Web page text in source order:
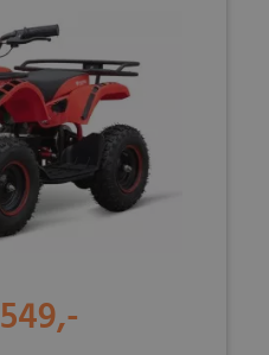
549,-